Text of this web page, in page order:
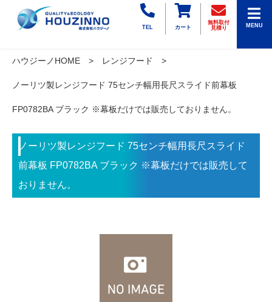
TEL カート
無料取付
見積り
MENU
ハウジーノHOME レンジフード
ノーリツ製レンジフード 75センチ幅用長尺スライド前幕板
FP0782BA ブラック ※幕板だけでは販売しておりません。
ノーリツ製レンジフード 75センチ幅用長尺スライド
前幕板 FP0782BA ブラック ※幕板だけでは販売して
おりません。